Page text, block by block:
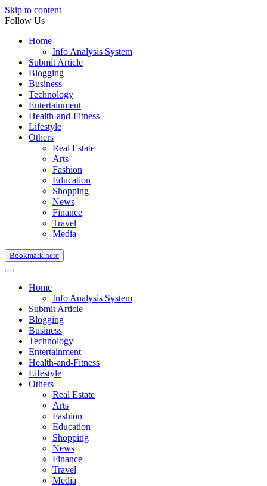
Skip to content
Follow Us
Home
Info Analysis System
Submit Article
Blogging
Business
Technology
Entertainment
Health-and-Fitness
Lifestyle
Others
Real Estate
Arts
Fashion
Education
Shopping
News
Finance
Travel
Media
Bookmark here
Home
Info Analysis System
Submit Article
Blogging
Business
Technology
Entertainment
Health-and-Fitness
Lifestyle
Others
Real Estate
Arts
Fashion
Education
Shopping
News
Finance
Travel
Media